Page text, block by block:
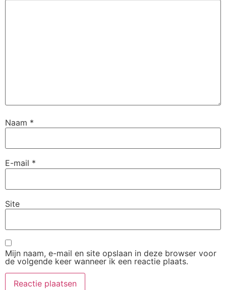
Naam *
E-mail *
Site
Mijn naam, e-mail en site opslaan in deze browser voor
de volgende keer wanneer ik een reactie plaats.